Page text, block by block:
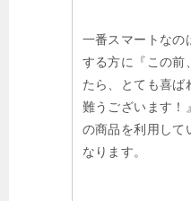
一番スマートなの
する方に『この前
たら、とても喜ば
難うございます！
の商品を利用して
なります。